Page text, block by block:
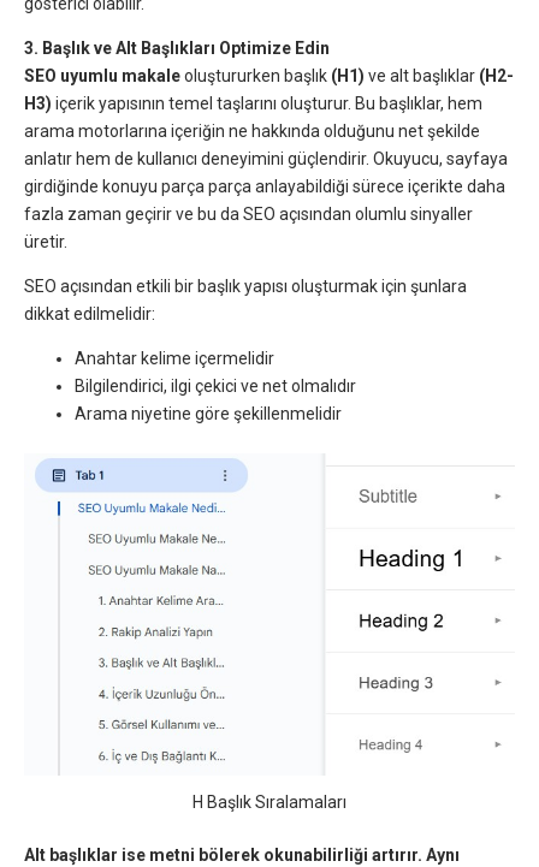
gösterici olabilir.
3. Başlık ve Alt Başlıkları Optimize Edin
SEO uyumlu makaleoluştururken başlık (H1) ve alt başlıklar (H2-
H3) içerik yapısının temel taşlarını oluşturur. Bu başlıklar, hem
arama motorlarına içeriğin ne hakkında olduğunu net şekilde
anlatır hem de kullanıcı deneyimini güçlendirir. Okuyucu, sayfaya
girdiğinde konuyu parça parça anlayabildiği sürece içerikte daha
fazla zaman geçirir ve bu da SEO açısından olumlu sinyaller
üretir.
SEO açısından etkili bir başlık yapısı oluşturmak için şunlara
dikkat edilmelidir:
Anahtar kelime içermelidir
Bilgilendirici, ilgi çekici ve net olmalıdır
Arama niyetine göre şekillenmelidir
H Başlık Sıralamaları
Alt başlıklar ise metni bölerek okunabilirliği artırır. Aynı